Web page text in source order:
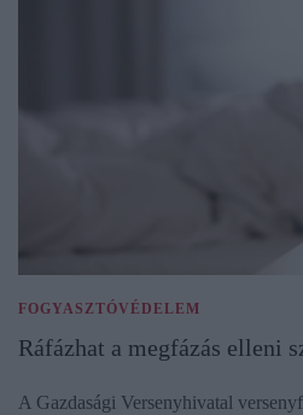
FOGYASZTÓVÉDELEM
Ráfázhat a megfázás elleni
A Gazdasági Versenyhivatal